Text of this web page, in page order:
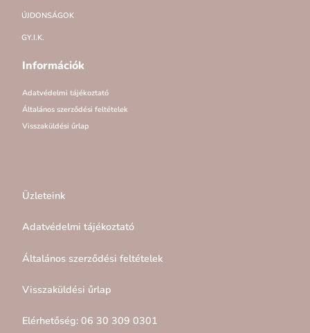
ÚJDONSÁGOK
GY.I.K.
Információk
Adatvédelmi tájékoztató
Általános szerződési feltételek
Visszaküldési űrlap
Üzleteink
Adatvédelmi tájékoztató
Általános szerződési feltételek
Visszaküldési űrlap
Elérhetőség: 06 30 309 0301